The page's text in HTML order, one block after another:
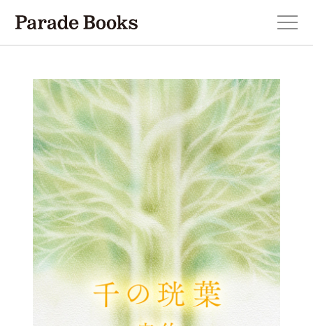
本を探す
新刊・近刊のお知らせ
おすすめ！この一冊。
小説
エッセイ・詩・ノンフィクション
趣味・カルチャー